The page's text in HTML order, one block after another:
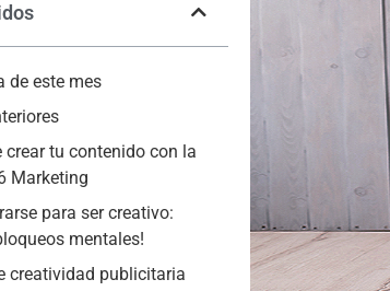
de este mes
crear tu contenido con la
Marketing
para ser creativo:
mentales!
creatividad publicitaria